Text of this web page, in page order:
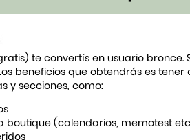
te convertís en usuario bronce.
beneficios que obtendrás es tener
y secciones, como:
boutique (calendarios, memotest